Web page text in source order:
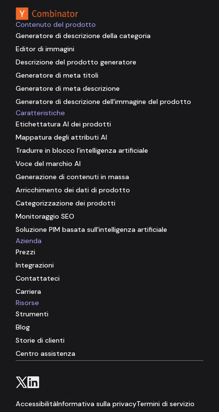
Azienda
Prezzi
Integrazioni
Contattateci
Carriera
Contenuto del prodotto
Generatore di descrizione della categoria
Editor di immagini
Descrizione del prodotto generatore
Generatore di meta titoli
Generatore di meta descrizione
Generatore di descrizione dell'immagine del prodotto
Caratteristiche
Etichettatura AI dei prodotti
Mappatura degli attributi AI
Tradurre in blocco l'intelligenza artificiale
Voce del marchio AI
Generazione di contenuti in massa
Arricchimento dei dati di prodotto
Categorizzazione dei prodotti
Monitoraggio SEO
Soluzione PIM basata sull'intelligenza artificiale
Risorse
Strumenti
Blog
Storie di clienti
Centro assistenza
AccessibilitàInformativa sulla privacyTermini di servizio